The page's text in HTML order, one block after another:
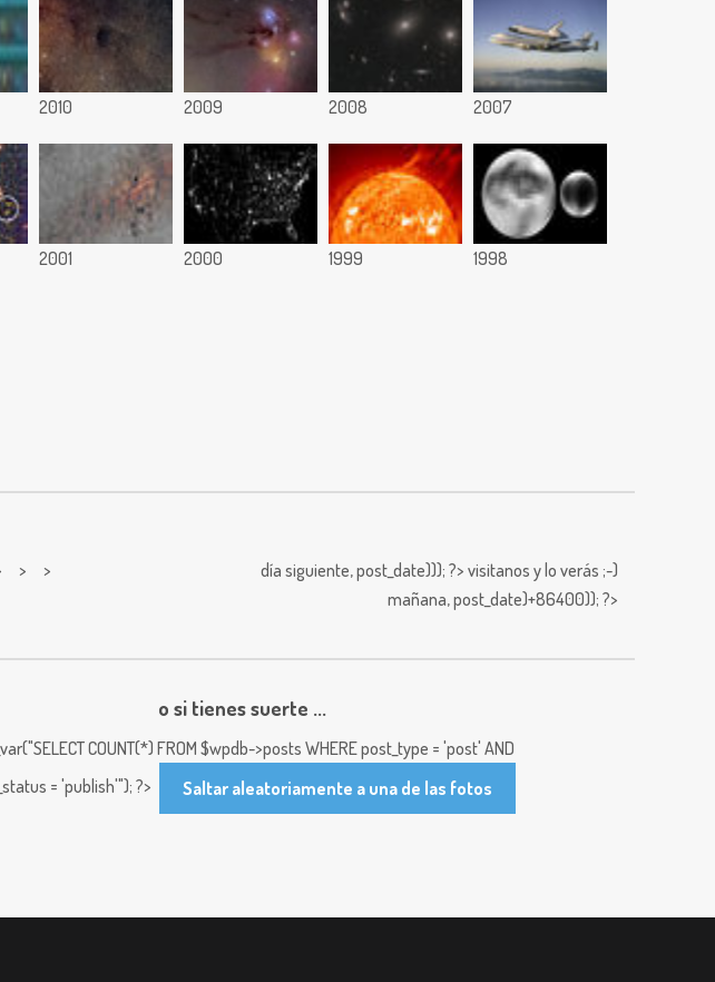
2010 2009 2008 2007
2001 2000 1999 1998
> > > día siguiente,post_date))); ?> visitanos y lo verás ;-)
mañana,post_date)+86400)); ?>
o si tienes suerte ...
COUNT(*) FROM $wpdb->posts WHERE post_type = 'post' AND
= 'publish'"); ?>
Saltar aleatoriamente a una de las fotos